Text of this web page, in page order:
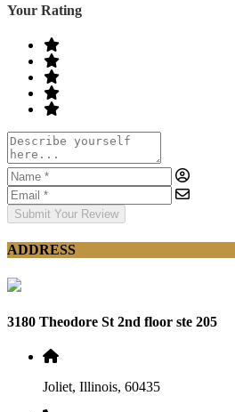
Your Rating
Submit Your Review
ADDRESS
3180 Theodore St 2nd floor ste 205
Joliet, Illinois, 60435